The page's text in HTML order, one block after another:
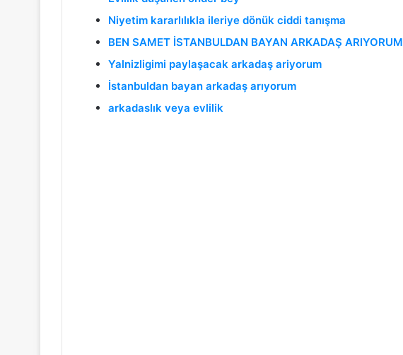
Niyetim kararlılıkla ileriye dönük ciddi tanışma
BEN SAMET İSTANBULDAN BAYAN ARKADAŞ ARIYORUM
Yalnizligimi paylaşacak arkadaş ariyorum
İstanbuldan bayan arkadaş arıyorum
arkadaslık veya evlilik